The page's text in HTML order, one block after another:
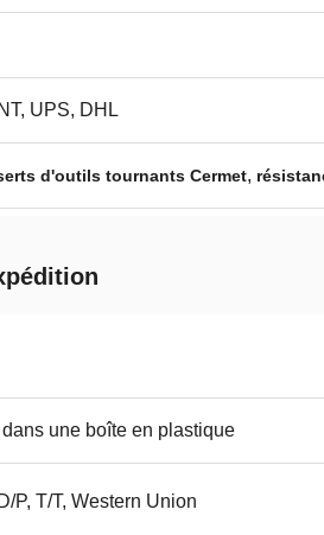
UPS, DHL
d'outils tournants Cermet,
une boîte en plastique
P, T/T, Western Union